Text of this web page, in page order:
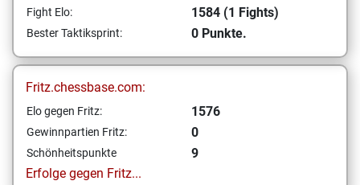
Fight Elo: 1584 (1 Fights)
Bester Taktiksprint: 0 Punkte.
Fritz.chessbase.com:
Elo gegen Fritz: 1576
Gewinnpartien Fritz: 0
Schönheitspunkte
9
Erfolge gegen Fritz...